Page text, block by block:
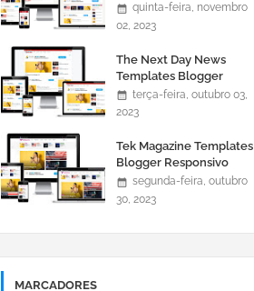
quinta-feira, novembro
02, 2023
The Next Day News
Templates Blogger
Responsivo
terça-feira, outubro 03,
2023
Tek Magazine Templates
Blogger Responsivo
segunda-feira, outubro
30, 2023
MARCADORES